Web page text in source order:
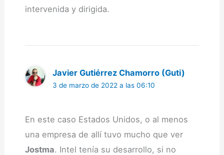
intervenida y dirigida.
Javier Gutiérrez Chamorro (Guti)
3 de marzo de 2022 a las 06:10
En este caso Estados Unidos, o al menos
una empresa de allí tuvo mucho que ver
Jostma. Intel tenía su desarrollo, si no